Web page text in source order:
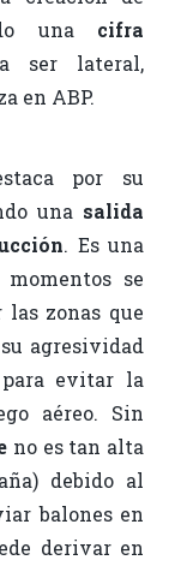
una cifra
ser lateral,
en ABP.
por su
una salida
. Es una
se
zonas que
agresividad
evitar la
aéreo. Sin
no es tan alta
debido al
balones en
derivar en